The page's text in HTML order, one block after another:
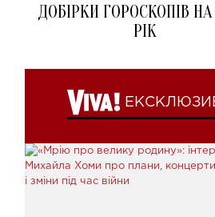
ДОБІРКИ ГОРОСКОПІВ
РІК